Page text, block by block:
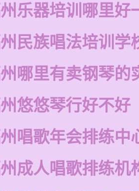
乐器培训哪里好
民族唱法培训学
哪里有卖钢琴的
悠悠琴行好不好
唱歌年会排练中
成人唱歌排练机